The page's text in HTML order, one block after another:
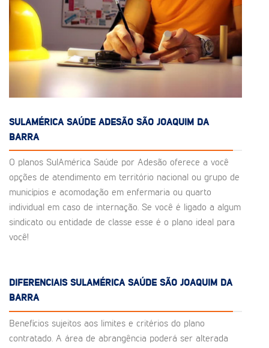
SULAMÉRICA SAÚDE ADESÃO SÃO JOAQUIM DA
BARRA
O planos SulAmérica Saúde por Adesão oferece a você
opções de atendimento em território nacional ou grupo de
municípios e acomodação em enfermaria ou quarto
individual em caso de internação. Se você é ligado a algum
sindicato ou entidade de classe esse é o plano ideal para
você!
DIFERENCIAIS SULAMÉRICA SAÚDE SÃO JOAQUIM DA
BARRA
Benefícios sujeitos aos limites e critérios do plano
contratado. A área de abrangência poderá ser alterada